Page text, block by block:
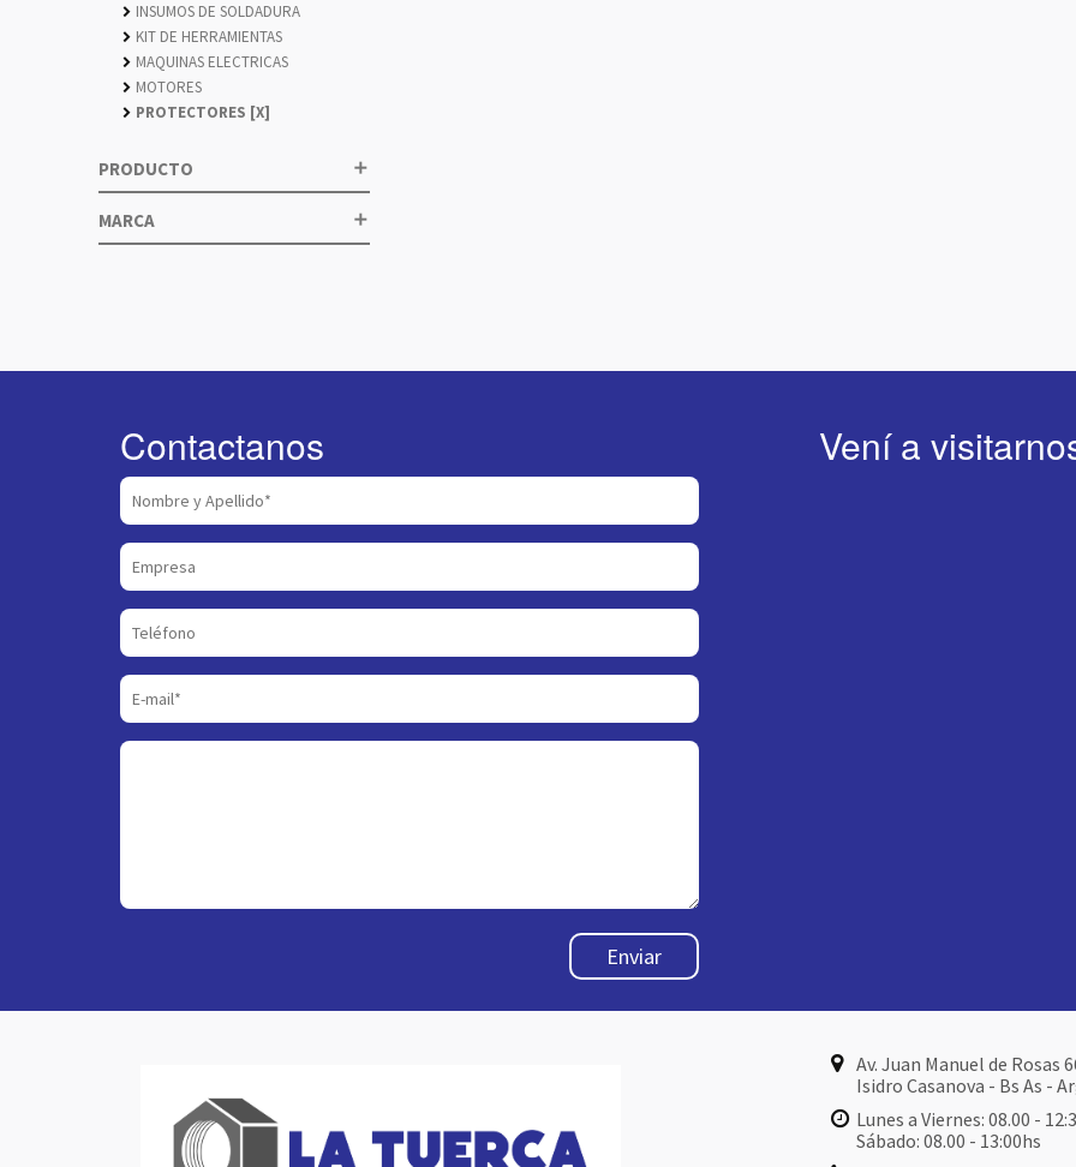
chevron_right INSUMOS DE SOLDADURA
chevron_right KIT DE HERRAMIENTAS
chevron_right MAQUINAS ELECTRICAS
chevron_right MOTORES
chevron_right PROTECTORES [X]
PRODUCTO add
MARCA add
Contactanos
Enviar
Vení a
Av. Juan Manuel de Rosas
Isidro Casanova - Bs As -
Lunes a Viernes: 08.00 -
Sábado: 08.00 - 13:00hs